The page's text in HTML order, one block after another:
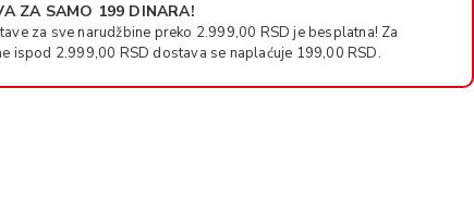
ZA SAMO 199 DINARA!
za sve narudžbine preko 2.999,00 RSD je besplatna! Za
ispod 2.999,00 RSD dostava se naplaćuje 199,00 RSD.